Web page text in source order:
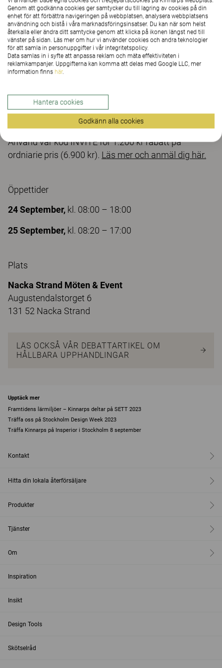
hållbara inredningslösningar med långsiktigt värde!
Träffa oss i konferensens utställningsyta och låt oss
prata mer om hur vi tillsammans skapar god
totalekonomi och långsiktigt värde i offentlig
upphandling.
inköp och upphandling inom offentlig sektor, där
leverantörer och upphandlare kan utbyta
erfarenheter och hitta nya lösningar tillsammans.
Använd vår kod INVITE för 1.200 kr rabatt på
ordniarie pris (6.900 kr). Läs mer och anmäl dig här.
Öppettider
24 September, kl. 08:00 – 18:00
25 September, kl. 08:20 – 17:00
Plats
Nacka Strand Möten & Event
Augustendalstorget 6
131 52 Nacka Strand
LÄS OCKSÅ VÅR DEBATTARTIKEL OM
HÅLLBARA UPPHANDLINGAR
Upptäck mer
Framtidens lärmiljöer – Kinnarps deltar på SETT 2023
Träffa oss på Stockholm Design Week 2023
Träffa Kinnarps på Insperior i Stockholm 8 september
Kontakt
Hitta din lokala återförsäljare
Produkter
Tjänster
Om
Inspiration
Insikt
Design Tools
Skötselråd
Genom att godkänna cookies ger samtycker du till lagring av cookies på din
enhet för att förbättra navigeringen på webbplatsen, analysera webbplatsens
användning och bistå i våra marknadsföringsinsatser. Du kan när som helst
återkalla eller ändra ditt samtycke genom att klicka på ikonen längst ned till
vänster på sidan. Läs mer om hur vi använder cookies och andra teknologier
för att samla in personuppgifter i vår integritetspolicy.
Data samlas in i syfte att anpassa reklam och mäta effektiviteten i
reklamkampanjer. Uppgifterna kan komma att delas med Google LLC, mer
information finns här.
Hantera cookies
Godkänn alla cookies